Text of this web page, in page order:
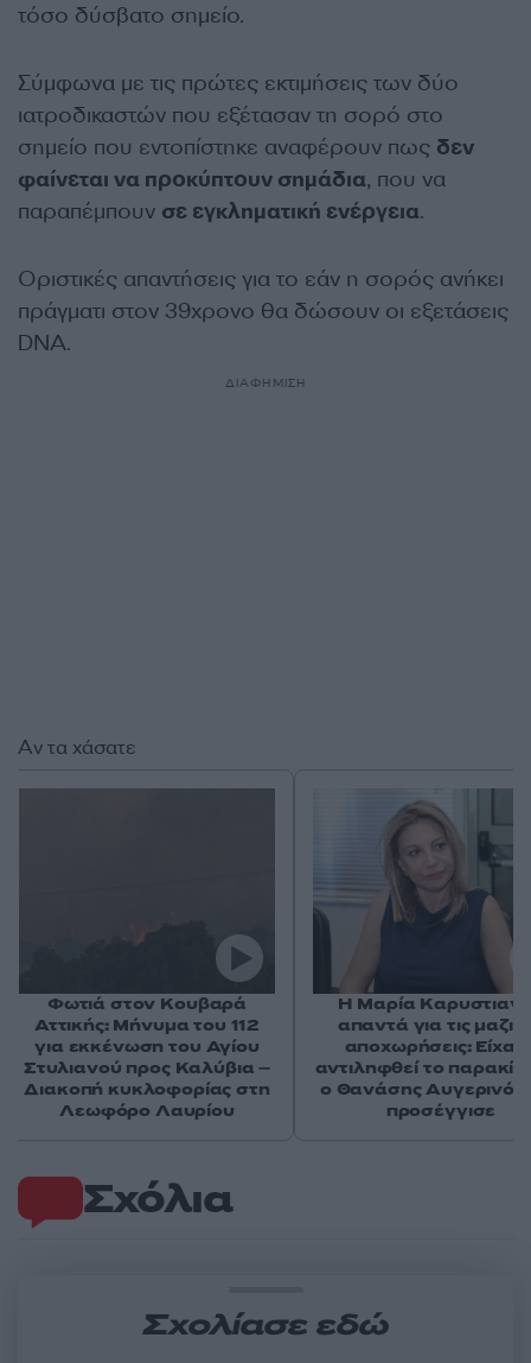
τόσο δύσβατο σημείο.
Σύμφωνα με τις πρώτες εκτιμήσεις των δύο
ιατροδικαστών που εξέτασαν τη σορό στο
σημείο που εντοπίστηκε αναφέρουν πως δεν
φαίνεται να προκύπτουν σημάδια, που να
παραπέμπουν σε εγκληματική ενέργεια.
Οριστικές απαντήσεις για το εάν η σορός ανήκει
πράγματι στον 39χρονο θα δώσουν οι εξετάσεις
DNA.
ΔΙΑΦΗΜΙΣΗ
Σχόλια
Σχολίασε εδώ
Αν τα χάσατε
Φωτιά στον Κουβαρά
Αττικής: Μήνυμα του 112
για εκκένωση του Αγίου
Στυλιανού προς Καλύβια –
Διακοπή κυκλοφορίας στη
Λεωφόρο Λαυρίου
Η Μαρία
απαντά για τις
αποχωρήσεις:
αντιληφθεί το
ο Θανάσης Αυγερινός
προσέγγισε